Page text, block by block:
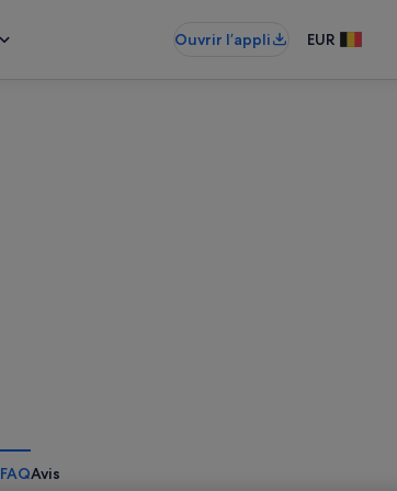
Ouvrir l’appli EUR
FAQAvis